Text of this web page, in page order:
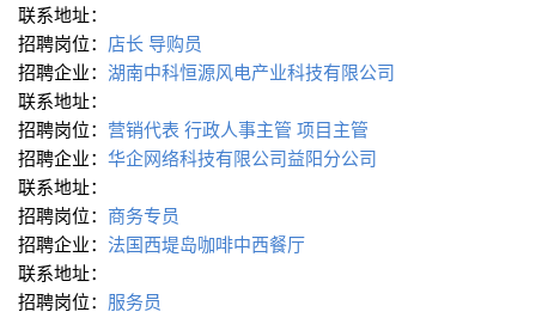
联系地址：
招聘岗位： 店长 导购员
招聘企业： 湖南中科恒源风电产业科技有限公司
联系地址：
招聘岗位： 营销代表 行政人事主管 项目主管
招聘企业： 华企网络科技有限公司益阳分公司
联系地址：
招聘岗位： 商务专员
招聘企业： 法国西堤岛咖啡中西餐厅
联系地址：
招聘岗位： 服务员